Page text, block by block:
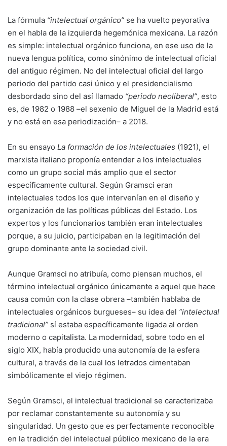
La fórmula “intelectual orgánico” se ha vuelto peyorativa
en el habla de la izquierda hegemónica mexicana. La razón
es simple: intelectual orgánico funciona, en ese uso de la
nueva lengua política, como sinónimo de intelectual oficial
del antiguo régimen. No del intelectual oficial del largo
periodo del partido casi único y el presidencialismo
desbordado sino del así llamado “periodo neoliberal”, esto
es, de 1982 o 1988 –el sexenio de Miguel de la Madrid está
y no está en esa periodización– a 2018.
En su ensayo La formación de los intelectuales (1921), el
marxista italiano proponía entender a los intelectuales
como un grupo social más amplio que el sector
específicamente cultural. Según Gramsci eran
intelectuales todos los que intervenían en el diseño y
organización de las políticas públicas del Estado. Los
expertos y los funcionarios también eran intelectuales
porque, a su juicio, participaban en la legitimación del
grupo dominante ante la sociedad civil.
Aunque Gramsci no atribuía, como piensan muchos, el
término intelectual orgánico únicamente a aquel que hace
causa común con la clase obrera –también hablaba de
intelectuales orgánicos burgueses– su idea del “intelectual
tradicional” sí estaba específicamente ligada al orden
moderno o capitalista. La modernidad, sobre todo en el
siglo XIX, había producido una autonomía de la esfera
cultural, a través de la cual los letrados cimentaban
simbólicamente el viejo régimen.
Según Gramsci, el intelectual tradicional se caracterizaba
por reclamar constantemente su autonomía y su
singularidad. Un gesto que es perfectamente reconocible
en la tradición del intelectual público mexicano de la era